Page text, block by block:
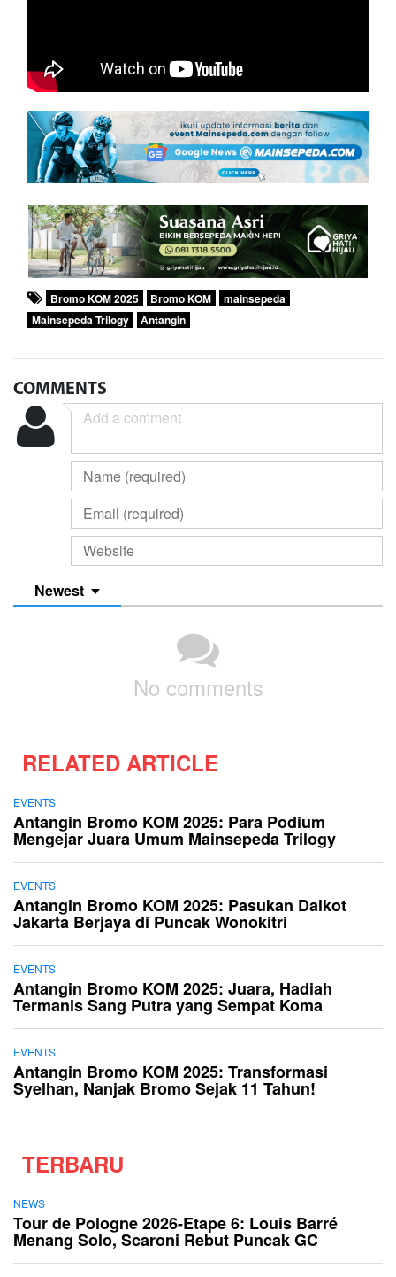
Bromo KOM 2025 Bromo KOM
mainsepeda
Mainsepeda Trilogy
Antangin
COMMENTS
Newest
No comments
RELATED ARTICLE
EVENTS
Antangin Bromo KOM 2025: Para Podium
Mengejar Juara Umum Mainsepeda Trilogy
EVENTS
Antangin Bromo KOM 2025: Pasukan Dalkot
Jakarta Berjaya di Puncak Wonokitri
EVENTS
Antangin Bromo KOM 2025: Juara, Hadiah
Termanis Sang Putra yang Sempat Koma
EVENTS
Antangin Bromo KOM 2025: Transformasi
Syelhan, Nanjak Bromo Sejak 11 Tahun!
TERBARU
NEWS
Tour de Pologne 2026-Etape 6: Louis Barré
Menang Solo, Scaroni Rebut Puncak GC